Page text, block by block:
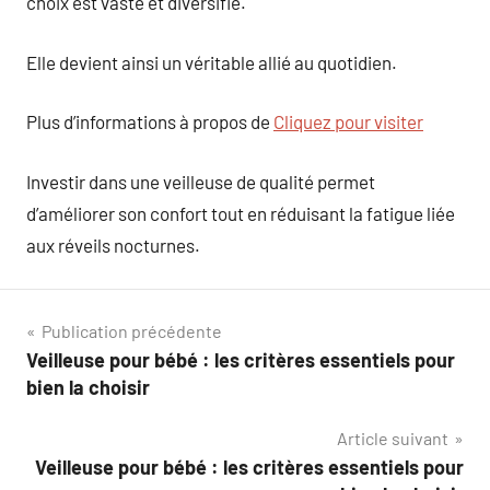
Elle devient ainsi un véritable allié au quotidien.
Plus d’informations à propos de Cliquez pour visiter
Investir dans une veilleuse de qualité permet
d’améliorer son confort tout en réduisant la fatigue liée
aux réveils nocturnes.
Navigation
de
Publication précédente
Veilleuse pour bébé : les critères essentiels pour
bien la choisir
Article suivant
Veilleuse pour bébé : les critères essentiels pour